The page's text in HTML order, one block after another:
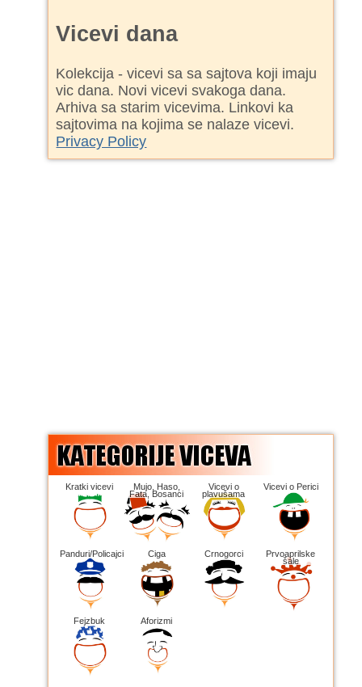
Vicevi dana
Kolekcija - vicevi sa sa sajtova koji imaju
vic dana. Novi vicevi svakoga dana.
Arhiva sa starim vicevima. Linkovi ka
sajtovima na kojima se nalaze vicevi.
Privacy Policy
Kratki vicevi Mujo, Haso,
Fata, Bosanci
Vicevi o
plavušama
Vicevi o Perici
Panduri/Policajci Ciga Crnogorci Prvoaprilske
šale
Fejzbuk Aforizmi